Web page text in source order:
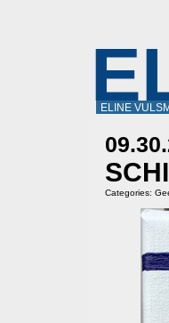
ELINE
Categories: